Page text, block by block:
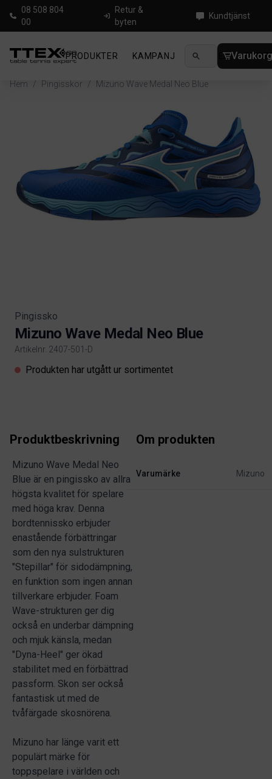
08 508 804
00
Retur &
byten
Kundtjänst
PRODUKTER KAMPANJ NYHETER
Hem / Pingisskor / Mizuno Wave Medal Neo Blue
Pingissko
Mizuno Wave Medal Neo Blue
Artikelnr. 2407-501-D
Product information
Produkten har utgått ur sortimentet
Produktbeskrivning
Mizuno Wave Medal Neo
Blue är en pingissko av allra
högsta kvalitet för spelare
med höga krav. Denna
bordtennissko erbjuder
enastående förbättringar
som den nya sulstrukturen
"Stepillar" för sidodämpning,
en funktion som ingen annan
tillverkare erbjuder. Foam
Wave-strukturen ger dig
också en underbar dämpning
och mjuk känsla, medan
"Dyna-Heel" ger ökad
stabilitet med en förbättrad
passform. Skon ser också
fantastisk ut med de
tvåfärgade skosnörena.
Mizuno har länge varit ett
populärt märke för
toppspelare i världen och
Om produkten
Varumärke Mizuno